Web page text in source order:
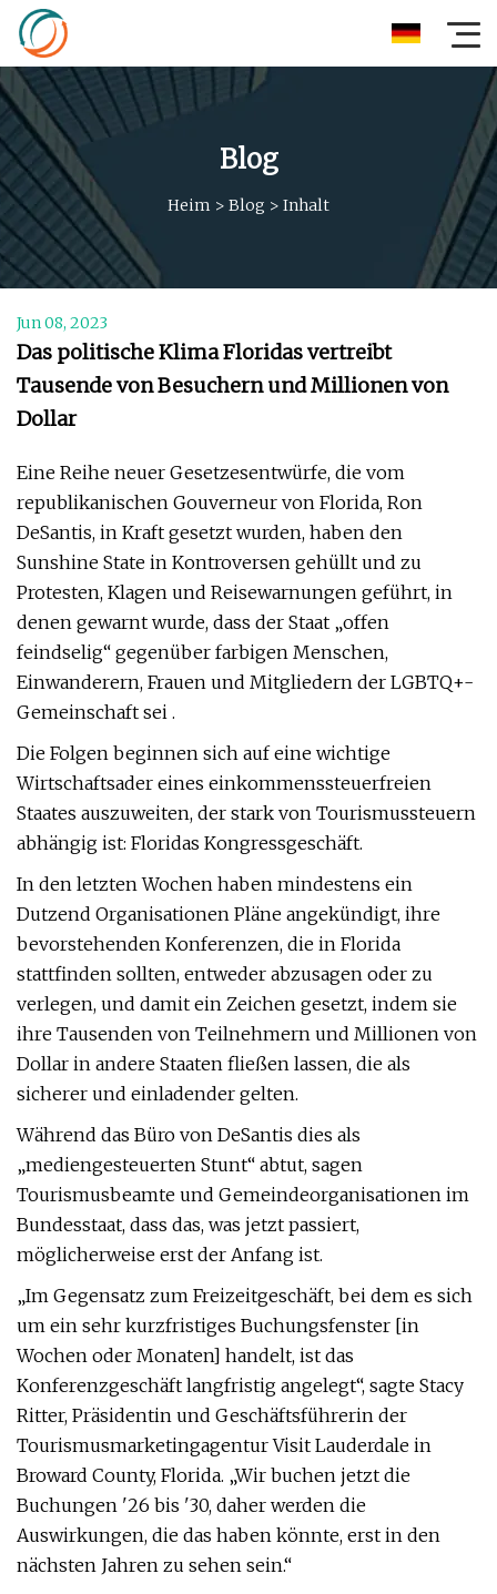
Blog
Heim > Blog > Inhalt
Jun 08, 2023
Das politische Klima Floridas vertreibt
Tausende von Besuchern und Millionen von
Dollar
Eine Reihe neuer Gesetzesentwürfe, die vom
republikanischen Gouverneur von Florida, Ron
DeSantis, in Kraft gesetzt wurden, haben den
Sunshine State in Kontroversen gehüllt und zu
Protesten, Klagen und Reisewarnungen geführt, in
denen gewarnt wurde, dass der Staat „offen
feindselig“ gegenüber farbigen Menschen,
Einwanderern, Frauen und Mitgliedern der LGBTQ+-
Gemeinschaft sei .
Die Folgen beginnen sich auf eine wichtige
Wirtschaftsader eines einkommenssteuerfreien
Staates auszuweiten, der stark von Tourismussteuern
abhängig ist: Floridas Kongressgeschäft.
In den letzten Wochen haben mindestens ein
Dutzend Organisationen Pläne angekündigt, ihre
bevorstehenden Konferenzen, die in Florida
stattfinden sollten, entweder abzusagen oder zu
verlegen, und damit ein Zeichen gesetzt, indem sie
ihre Tausenden von Teilnehmern und Millionen von
Dollar in andere Staaten fließen lassen, die als
sicherer und einladender gelten.
Während das Büro von DeSantis dies als
„mediengesteuerten Stunt“ abtut, sagen
Tourismusbeamte und Gemeindeorganisationen im
Bundesstaat, dass das, was jetzt passiert,
möglicherweise erst der Anfang ist.
„Im Gegensatz zum Freizeitgeschäft, bei dem es sich
um ein sehr kurzfristiges Buchungsfenster [in
Wochen oder Monaten] handelt, ist das
Konferenzgeschäft langfristig angelegt“, sagte Stacy
Ritter, Präsidentin und Geschäftsführerin der
Tourismusmarketingagentur Visit Lauderdale in
Broward County, Florida. „Wir buchen jetzt die
Buchungen '26 bis '30, daher werden die
Auswirkungen, die das haben könnte, erst in den
nächsten Jahren zu sehen sein.“